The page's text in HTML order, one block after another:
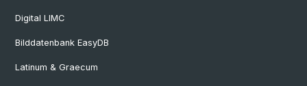
Digital LIMC
Bilddatenbank EasyDB
Latinum & Graecum